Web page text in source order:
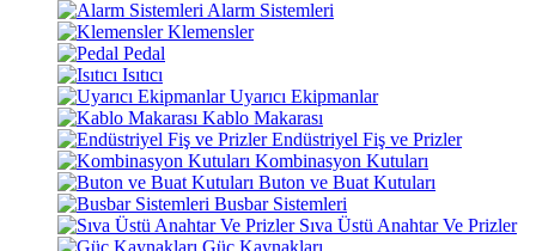
Alarm Sistemleri
Klemensler
Pedal
Isıtıcı
Uyarıcı Ekipmanlar
Kablo Makarası
Endüstriyel Fiş ve Prizler
Kombinasyon Kutuları
Buton ve Buat Kutuları
Busbar Sistemleri
Sıva Üstü Anahtar Ve Prizler
Güç Kaynakları